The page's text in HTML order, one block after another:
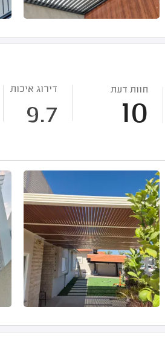
חוות דעת
10
דירוג איכות
9.7